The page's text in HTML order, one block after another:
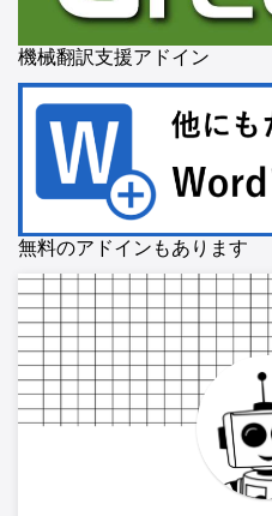
機械翻訳支援アドイン
無料のアドインもあります